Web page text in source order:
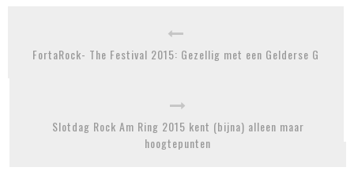
FortaRock- The Festival 2015: Gezellig met een Gelderse G
Slotdag Rock Am Ring 2015 kent (bijna) alleen maar
hoogtepunten